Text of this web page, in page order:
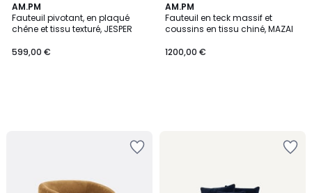
AM.PM
Fauteuil pivotant, en plaqué
chêne et tissu texturé, JESPER
599,00 €
AM.PM
Fauteuil en teck massif et
coussins en tissu chiné, MAZAI
1200,00 €